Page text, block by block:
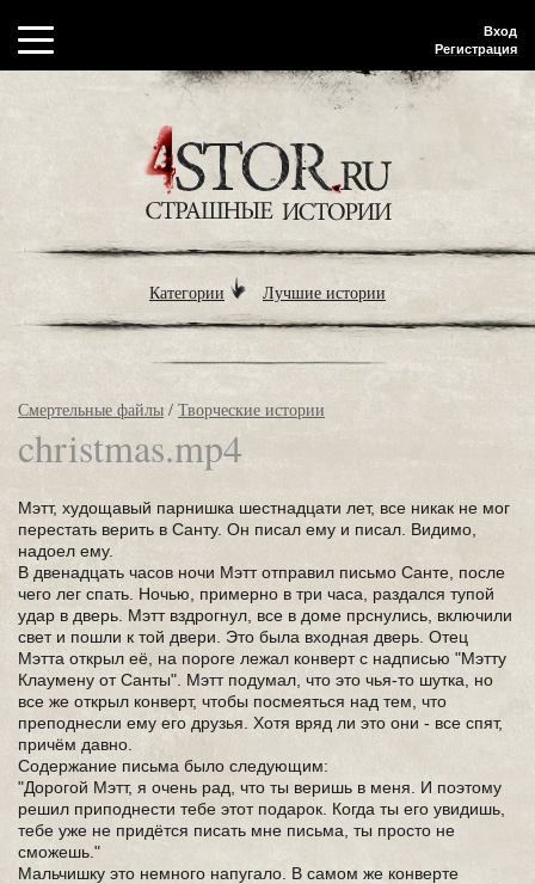
Вход
Регистрация
Категории Лучшие истории
Смертельные файлы / Творческие истории
christmas.mp4
Мэтт, худощавый парнишка шестнадцати лет, все никак не мог
перестать верить в Санту. Он писал ему и писал. Видимо,
надоел ему.
В двенадцать часов ночи Мэтт отправил письмо Санте, после
чего лег спать. Ночью, примерно в три часа, раздался тупой
удар в дверь. Мэтт вздрогнул, все в доме прснулись, включили
свет и пошли к той двери. Это была входная дверь. Отец
Мэтта открыл её, на пороге лежал конверт с надписью "Мэтту
Клаумену от Санты". Мэтт подумал, что это чья-то шутка, но
все же открыл конверт, чтобы посмеяться над тем, что
преподнесли ему его друзья. Хотя вряд ли это они - все спят,
причём давно.
Содержание письма было следующим:
"Дорогой Мэтт, я очень рад, что ты веришь в меня. И поэтому
решил приподнести тебе этот подарок. Когда ты его увидишь,
тебе уже не придётся писать мне письма, ты просто не
сможешь."
Мальчишку это немного напугало. В самом же конверте